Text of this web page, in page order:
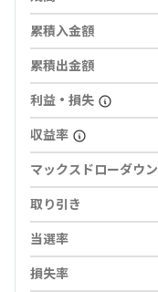
累積入金額
累積出金額
利益・損失
収益率
マックスドローダウン
取り引き
当選率
損失率